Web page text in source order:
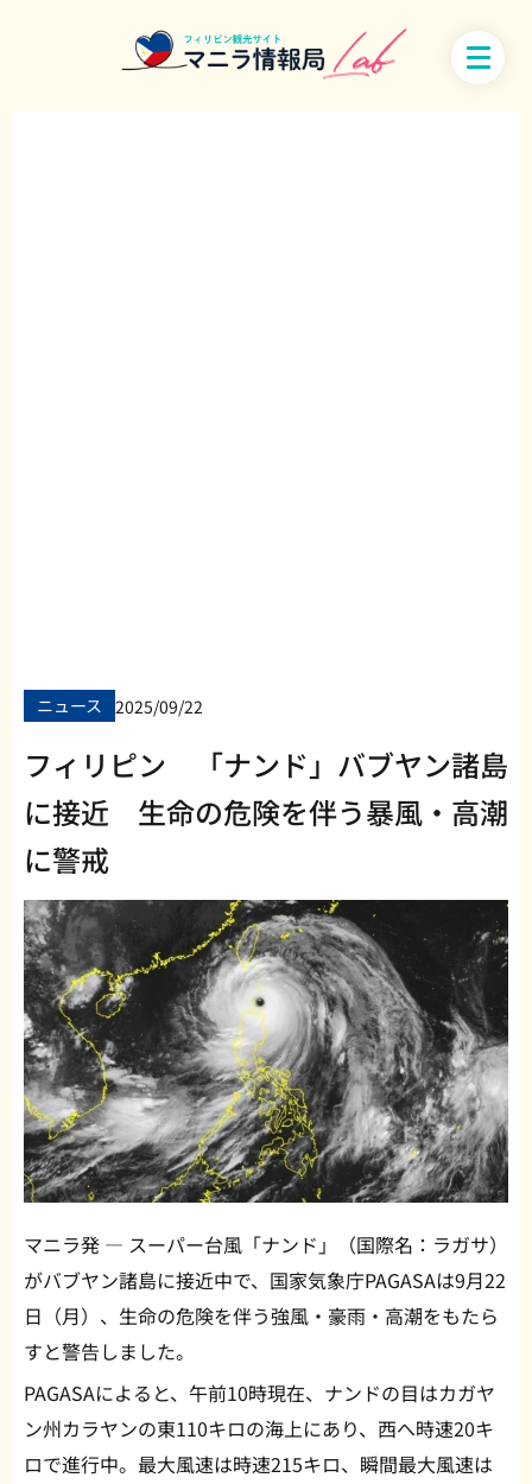
ニュース 2025/09/22
フィリピン 「ナンド」バブヤン諸島
に接近 生命の危険を伴う暴風・高潮
に警戒
マニラ発 — スーパー台風「ナンド」（国際名：ラガサ）
がバブヤン諸島に接近中で、国家気象庁PAGASAは9月22
日（月）、生命の危険を伴う強風・豪雨・高潮をもたら
すと警告しました。
PAGASAによると、午前10時現在、ナンドの目はカガヤ
ン州カラヤンの東110キロの海上にあり、西へ時速20キ
ロで進行中。最大風速は時速215キロ、瞬間最大風速は